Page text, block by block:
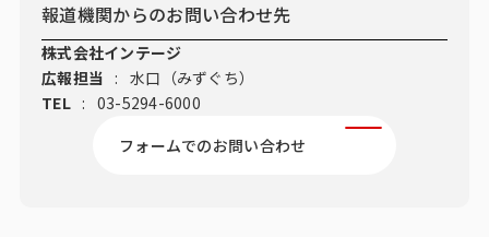
報道機関からのお問い合わせ先
株式会社インテージ
広報担当 : 水口（みずぐち）
TEL : 03-5294-6000
フォームでのお問い合わせ